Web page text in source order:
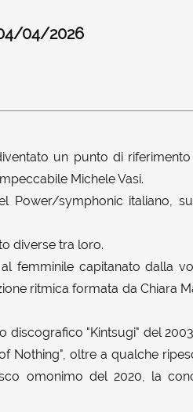
04/2026
un punto di
Michele Vasi.
Power/symphonic italiano,
diverse tra loro.
femminile capitanato dalla
ritmica formata da Chiara
"Kintsugi" del
Nothing", oltre a qualche
omonimo del 2020, la